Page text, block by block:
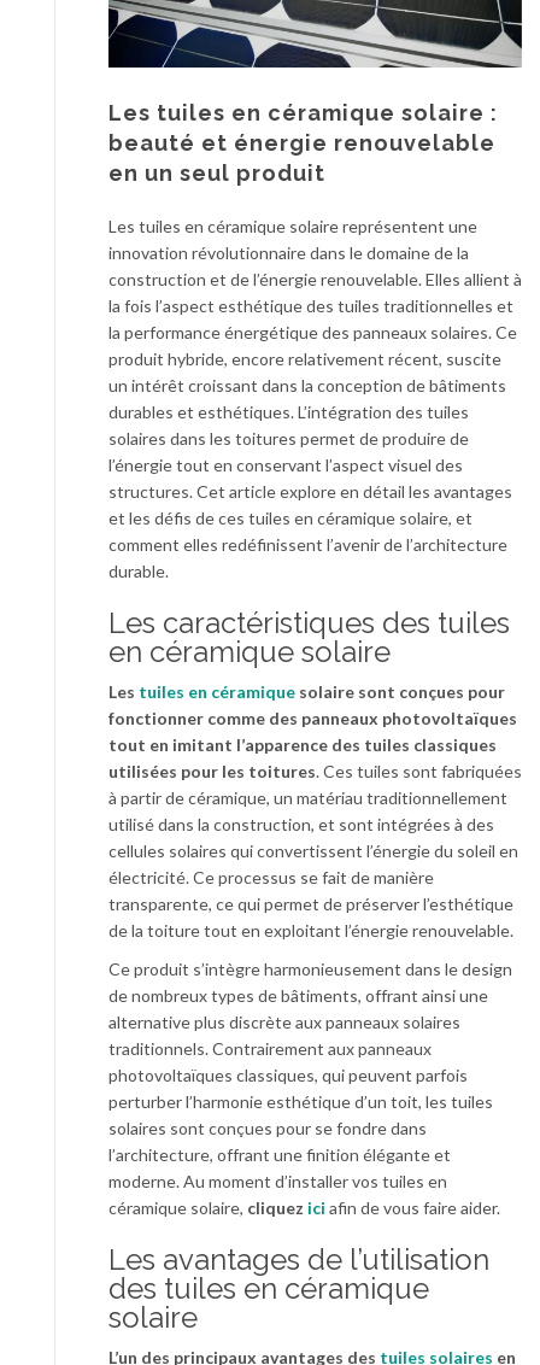
Les tuiles en céramique solaire :
beauté et énergie renouvelable
en un seul produit
Les tuiles en céramique solaire représentent une
innovation révolutionnaire dans le domaine de la
construction et de l’énergie renouvelable. Elles allient à
la fois l’aspect esthétique des tuiles traditionnelles et
la performance énergétique des panneaux solaires. Ce
produit hybride, encore relativement récent, suscite
un intérêt croissant dans la conception de bâtiments
durables et esthétiques. L’intégration des tuiles
solaires dans les toitures permet de produire de
l’énergie tout en conservant l’aspect visuel des
structures. Cet article explore en détail les avantages
et les défis de ces tuiles en céramique solaire, et
comment elles redéfinissent l’avenir de l’architecture
durable.
Les caractéristiques des tuiles
en céramique solaire
Les tuiles en céramique solaire sont conçues pour
fonctionner comme des panneaux photovoltaïques
tout en imitant l’apparence des tuiles classiques
utilisées pour les toitures. Ces tuiles sont fabriquées
à partir de céramique, un matériau traditionnellement
utilisé dans la construction, et sont intégrées à des
cellules solaires qui convertissent l’énergie du soleil en
électricité. Ce processus se fait de manière
transparente, ce qui permet de préserver l’esthétique
de la toiture tout en exploitant l’énergie renouvelable.
Ce produit s’intègre harmonieusement dans le design
de nombreux types de bâtiments, offrant ainsi une
alternative plus discrète aux panneaux solaires
traditionnels. Contrairement aux panneaux
photovoltaïques classiques, qui peuvent parfois
perturber l’harmonie esthétique d’un toit, les tuiles
solaires sont conçues pour se fondre dans
l’architecture, offrant une finition élégante et
moderne. Au moment d’installervos tuiles en
céramique solaire, cliquez ici afin de vous faire aider.
Les avantages de l’utilisation
des tuiles en céramique
solaire
L’un des principaux avantages des tuiles solaires en